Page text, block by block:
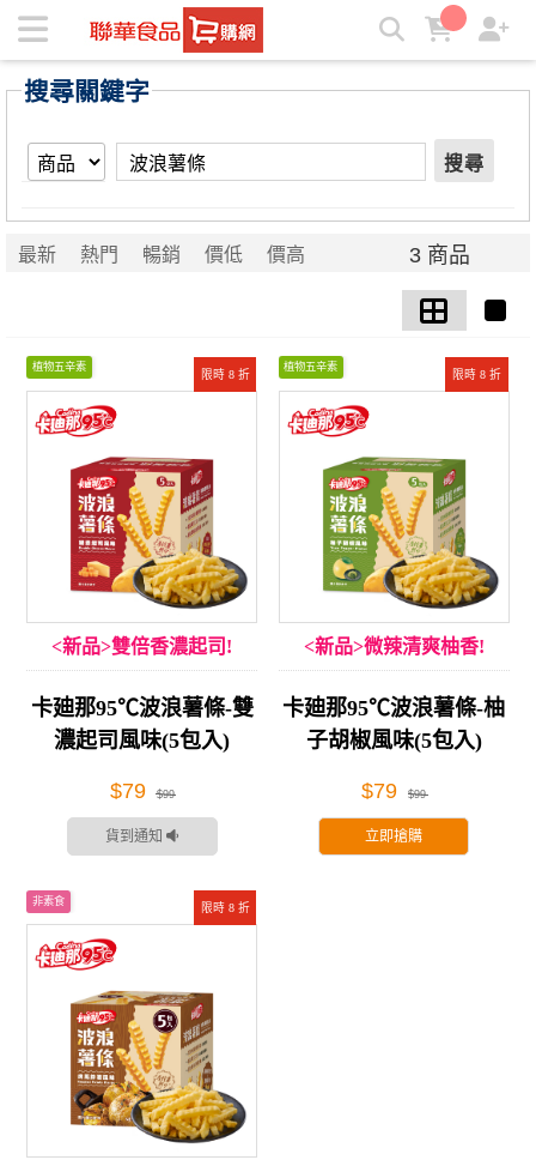
【波浪薯條】搜尋結果 | ★聯華食品e購網★
搜尋關鍵字
搜尋
最新 熱門 暢銷 價低 價高 3 商品
限時 8 折
植物五辛素
<新品>雙倍香濃起司!
卡廸那95℃波浪薯條-雙
濃起司風味(5包入)
$79 $99
貨到通知
限時 8 折
植物五辛素
<新品>微辣清爽柚香!
卡廸那95℃波浪薯條-柚
子胡椒風味(5包入)
$79 $99
立即搶購
限時 8 折
非素食